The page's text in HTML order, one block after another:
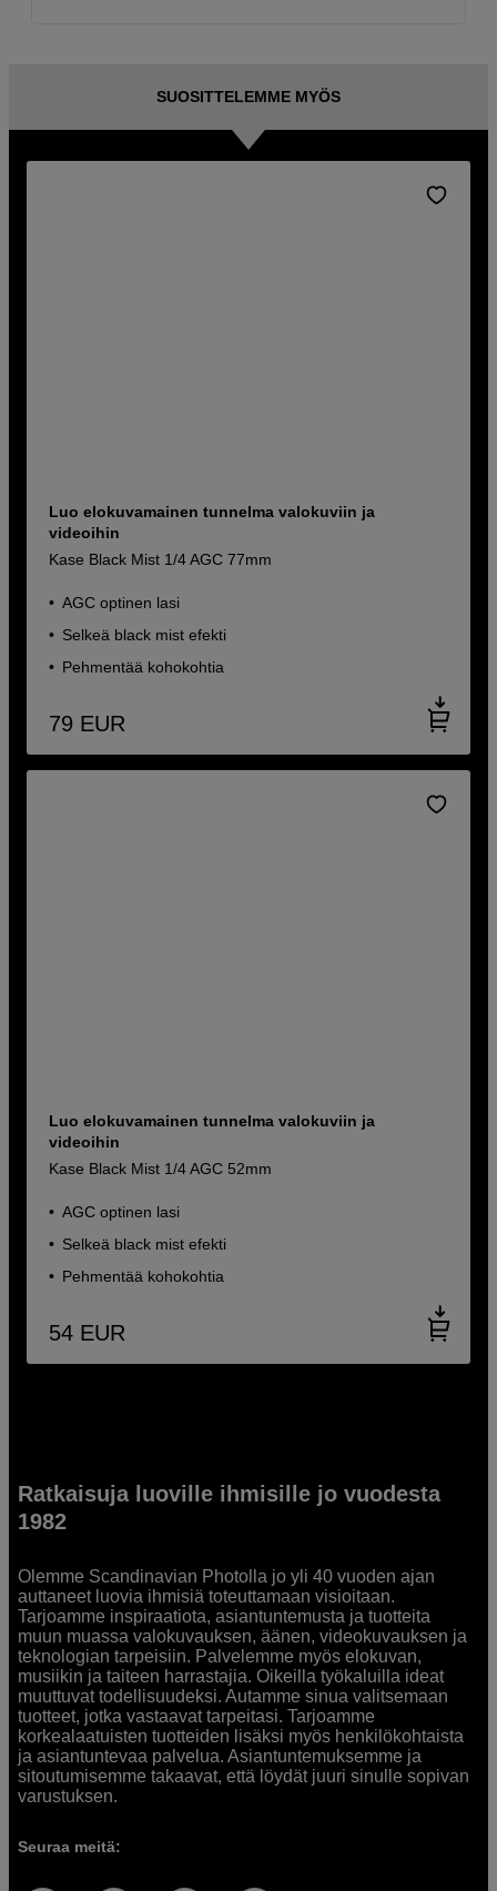
SUOSITTELEMME MYÖS
Luo elokuvamainen tunnelma valokuviin ja
videoihin
Kase Black Mist 1/4 AGC 77mm
AGC optinen lasi
Selkeä black mist efekti
Pehmentää kohokohtia
79 EUR
Luo elokuvamainen tunnelma valokuviin ja
videoihin
Kase Black Mist 1/4 AGC 52mm
AGC optinen lasi
Selkeä black mist efekti
Pehmentää kohokohtia
54 EUR
Ratkaisuja luoville ihmisille jo vuodesta
1982
Olemme Scandinavian Photolla jo yli 40 vuoden ajan
auttaneet luovia ihmisiä toteuttamaan visioitaan.
Tarjoamme inspiraatiota, asiantuntemusta ja tuotteita
muun muassa valokuvauksen, äänen, videokuvauksen ja
teknologian tarpeisiin. Palvelemme myös elokuvan,
musiikin ja taiteen harrastajia. Oikeilla työkaluilla ideat
muuttuvat todellisuudeksi. Autamme sinua valitsemaan
tuotteet, jotka vastaavat tarpeitasi. Tarjoamme
korkealaatuisten tuotteiden lisäksi myös henkilökohtaista
ja asiantuntevaa palvelua. Asiantuntemuksemme ja
sitoutumisemme takaavat, että löydät juuri sinulle sopivan
varustuksen.
Seuraa meitä: